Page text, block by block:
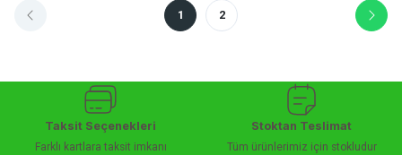
1 2
Taksit Seçenekleri
Farklı kartlara taksit imkanı
Stoktan Teslimat
Tüm ürünlerimiz için stokludur